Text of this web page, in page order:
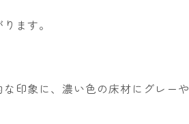
ます。
印象に、濃い色の床材にグレーや